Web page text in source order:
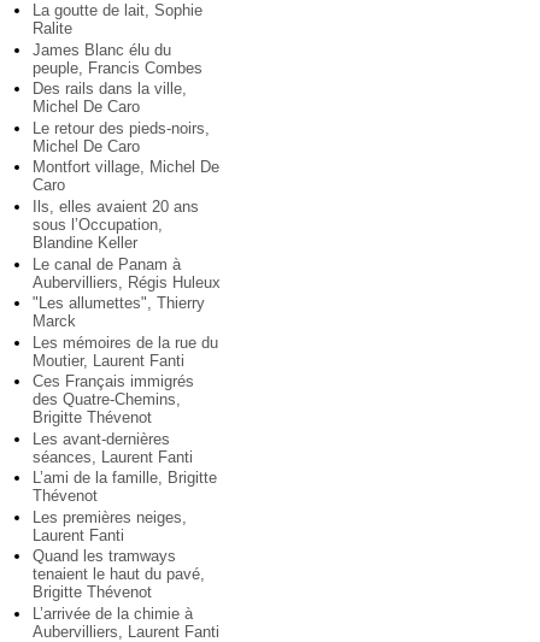
La goutte de lait, Sophie
Ralite
James Blanc élu du
peuple, Francis Combes
Des rails dans la ville,
Michel De Caro
Le retour des pieds-noirs,
Michel De Caro
Montfort village, Michel De
Caro
Ils, elles avaient 20 ans
sous l’Occupation,
Blandine Keller
Le canal de Panam à
Aubervilliers, Régis Huleux
"Les allumettes", Thierry
Marck
Les mémoires de la rue du
Moutier, Laurent Fanti
Ces Français immigrés
des Quatre-Chemins,
Brigitte Thévenot
Les avant-dernières
séances, Laurent Fanti
L’ami de la famille, Brigitte
Thévenot
Les premières neiges,
Laurent Fanti
Quand les tramways
tenaient le haut du pavé,
Brigitte Thévenot
L’arrivée de la chimie à
Aubervilliers, Laurent Fanti